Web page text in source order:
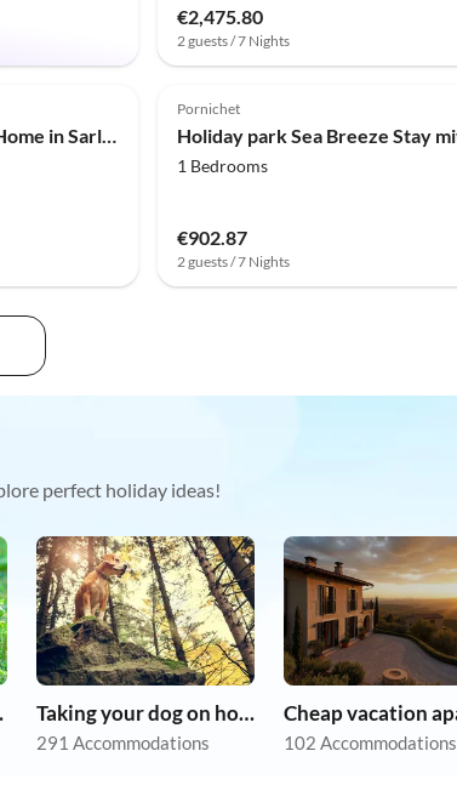
€2,475.80
2 guests / 7 Nights
4.0 (1)
Pornichet
1 Bedrooms
€902.87
2 guests / 7 Nights
perfect holiday ideas!
Taking your dog on holiday
291 Accommodations 102 Accommodations